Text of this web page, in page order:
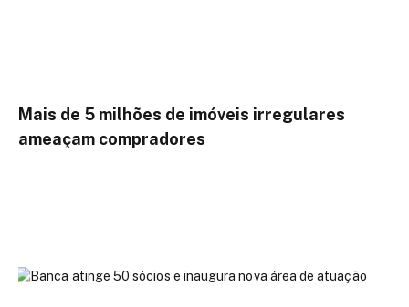
Mais de 5 milhões de imóveis irregulares
ameaçam compradores